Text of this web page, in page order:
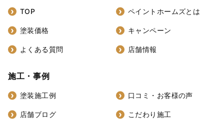
TOP ペイントホームズとは
塗装価格 キャンペーン
よくある質問 店舗情報
施工・事例
塗装施工例 口コミ・お客様の声
店舗ブログ こだわり施工